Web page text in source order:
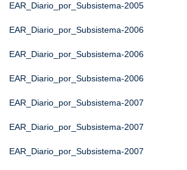
EAR_Diario_por_Subsistema-2005
EAR_Diario_por_Subsistema-2006
EAR_Diario_por_Subsistema-2006
EAR_Diario_por_Subsistema-2006
EAR_Diario_por_Subsistema-2007
EAR_Diario_por_Subsistema-2007
EAR_Diario_por_Subsistema-2007